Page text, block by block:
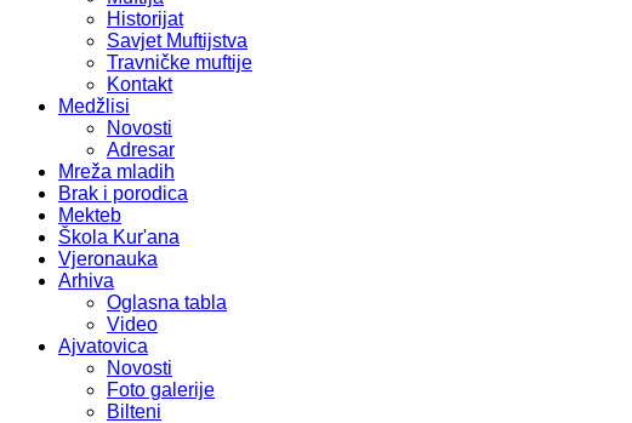
Historijat
Savjet Muftijstva
Travničke muftije
Kontakt
Medžlisi
Novosti
Adresar
Mreža mladih
Brak i porodica
Mekteb
Škola Kur'ana
Vjeronauka
Arhiva
Oglasna tabla
Video
Ajvatovica
Novosti
Foto galerije
Bilteni